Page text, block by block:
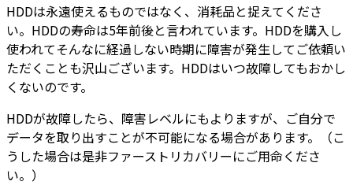
HDDは永遠使えるものではなく、消耗品と捉えてくださ
い。HDDの寿命は5年前後と言われています。HDDを購入し
使われてそんなに経過しない時期に障害が発生してご依頼い
ただくことも沢山ございます。HDDはいつ故障してもおかし
くないのです。
HDDが故障したら、障害レベルにもよりますが、ご自分で
データを取り出すことが不可能になる場合があります。（こ
うした場合は是非ファーストリカバリーにご用命くださ
い。）